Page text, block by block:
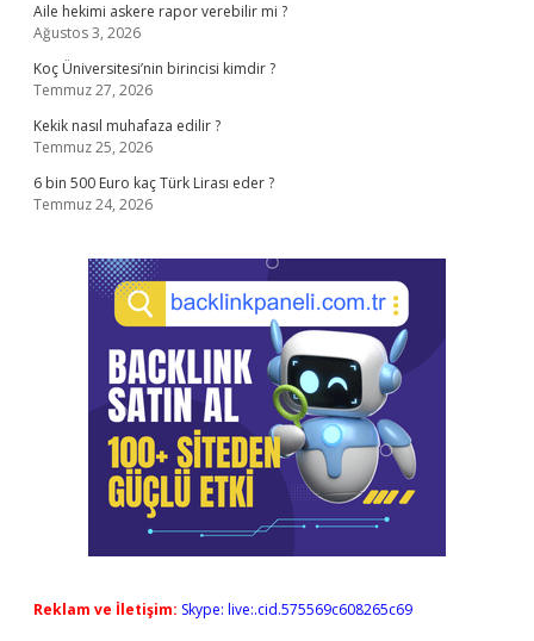
Aile hekimi askere rapor verebilir mi ?
Ağustos 3, 2026
Koç Üniversitesi’nin birincisi kimdir ?
Temmuz 27, 2026
Kekik nasıl muhafaza edilir ?
Temmuz 25, 2026
6 bin 500 Euro kaç Türk Lirası eder ?
Temmuz 24, 2026
Reklam ve İletişim: Skype: live:.cid.575569c608265c69